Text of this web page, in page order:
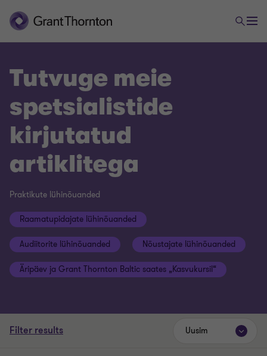
Tutvuge meie
spetsialistide
kirjutatud
artiklitega
Praktikute lühinõuanded
Raamatupidajate lühinõuanded
Audiitorite lühinõuanded Nõustajate lühinõuanded
Äripäev ja Grant Thornton Baltic saates „Kasvukursil“
Filter results Uusim